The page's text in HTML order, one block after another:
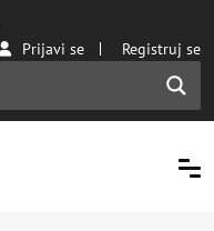
Prijavi se
Registruj se